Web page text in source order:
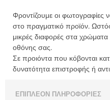
Stitch
7418
ποσότητα
Φροντίζουμε οι φωτογραφίες
στο πραγματικό προϊόν.
μικρές διαφορές στα
οθόνης σας.
Σε προιόντα που κόβονται
δυνατότητα επιστροφής ή
ΕΠΙΠΛΈΟΝ ΠΛΗΡΟΦΟΡΊΕΣ